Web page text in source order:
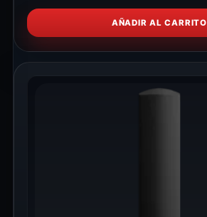
AÑADIR AL CARRITO